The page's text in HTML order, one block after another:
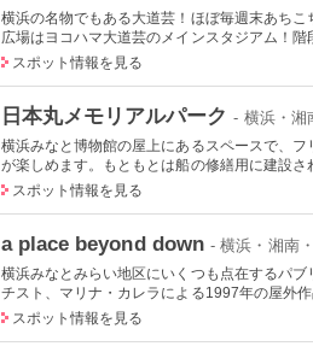
横浜の名物でもある大道芸！ほぼ毎週末あち
広場はヨコハマ大道芸のメインスタジアム！階
スポット情報を見る
日本丸メモリアルパーク - 横浜・湘
横浜みなと博物館の屋上にあるスペースで、
が楽しめます。もともとは船の修繕用に建設さ
スポット情報を見る
a place beyond down - 横浜・湘南
横浜みなとみらい地区にいくつも点在するパ
チスト、マリナ・カレラによる1997年の屋外
スポット情報を見る